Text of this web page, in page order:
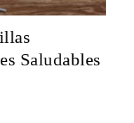
Saludables